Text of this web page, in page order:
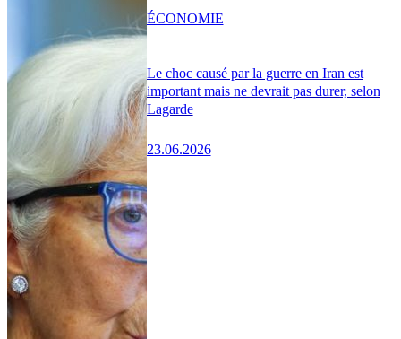
Le choc causé par la guerre en Iran est
important mais ne devrait pas durer, selon
Lagarde
23.06.2026
ÉCONOMIE